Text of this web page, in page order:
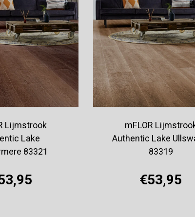
Lijmstrook
Lake
83321
mFLOR
Authentic Lake
83319
€53,95